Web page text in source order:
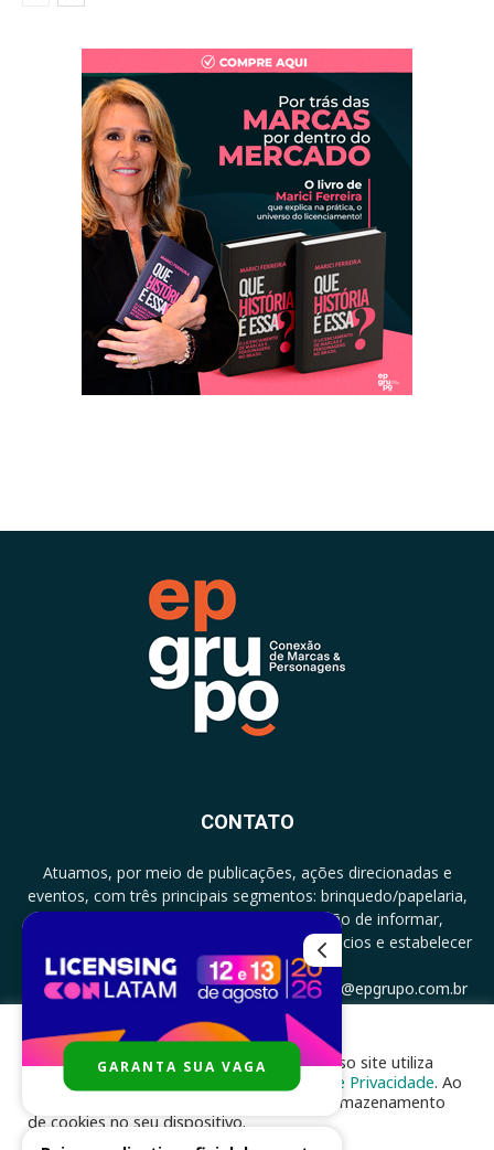
CONTATO
Atuamos, por meio de publicações, ações direcionadas e
eventos, com três principais segmentos: brinquedo/papelaria,
licenciamento e zero a três com a missão de informar,
documentar, proporcionar encontro de negócios e estabelecer
parcerias.
CONTATO: +5511994513097 - atendimento@epgrupo.com.br
SIGA-NOS
Para melhor experiência e navegação, nosso site utiliza
cookies, de acordo com a nossa
Política de Privacidade. Ao
clicar em “aceito”, você concorda com o armazenamento
de cookies no seu dispositivo.
GARANTA SUA VAGA